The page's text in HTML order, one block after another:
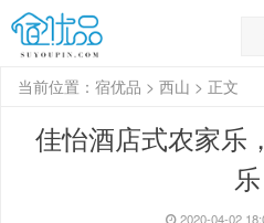
当前位置： 宿优品 > 西山 > 正文
佳怡酒店式农家乐
乐
2020-04-02